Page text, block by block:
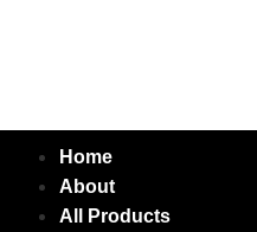
Home
About
All Products